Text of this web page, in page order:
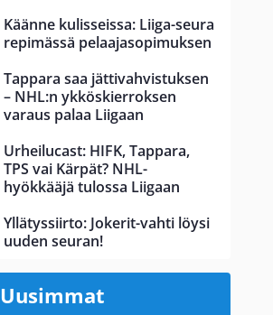
Käänne kulisseissa: Liiga-seura
repimässä pelaajasopimuksen
Tappara saa jättivahvistuksen
– NHL:n ykköskierroksen
varaus palaa Liigaan
Urheilucast: HIFK, Tappara,
TPS vai Kärpät? NHL-
hyökkääjä tulossa Liigaan
Yllätyssiirto: Jokerit-vahti löysi
uuden seuran!
Uusimmat